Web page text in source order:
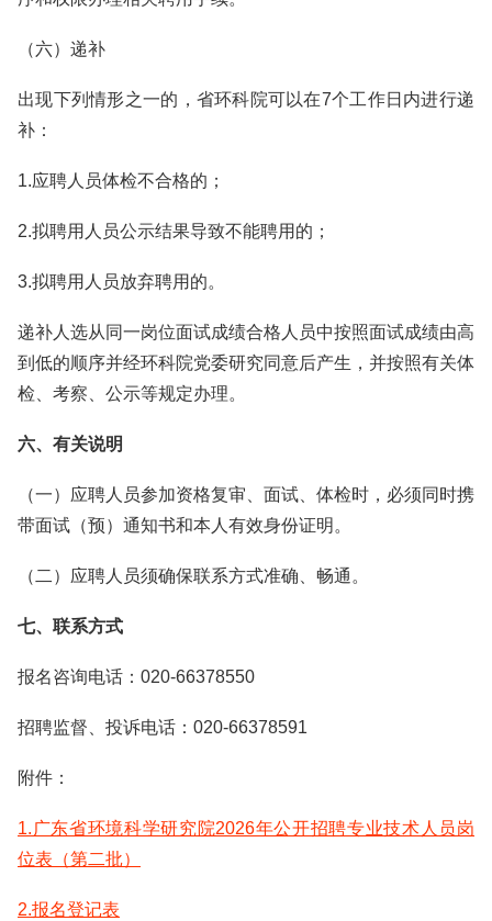
（六）递补
出现下列情形之一的，省环科院可以在7个工作日内进行递
补：
1.应聘人员体检不合格的；
2.拟聘用人员公示结果导致不能聘用的；
3.拟聘用人员放弃聘用的。
递补人选从同一岗位面试成绩合格人员中按照面试成绩由高
到低的顺序并经环科院党委研究同意后产生，并按照有关体
检、考察、公示等规定办理。
六、有关说明
（一）应聘人员参加资格复审、面试、体检时，必须同时携
带面试（预）通知书和本人有效身份证明。
（二）应聘人员须确保联系方式准确、畅通。
七、联系方式
报名咨询电话：020-66378550
招聘监督、投诉电话：020-66378591
附件：
1.广东省环境科学研究院2026年公开招聘专业技术人员岗
位表（第二批）
2.报名登记表